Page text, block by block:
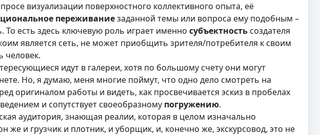
визуализации поверхностного коллективного опыта, её
переживаниезаданной темы или вопроса ему подобным –
есть здесь ключевую роль играет именно субъектность создателя
является сеть, не может приобщить зрителя/потребителя к своим
человек.
идут в галереи, хотя по большому счету они могут
Но, я думаю, меня многие поймут, что одно дело смотреть на
оригиналом работы и видеть, как просвечивается эскиз в пробелах
и сопутствует своеобразному погружению.
аудитория, знающая реалии, которая в целом изначально
же и грузчик и плотник, и уборщик, и, конечно же, экскурсовод, это не